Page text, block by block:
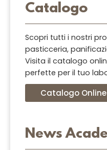
Catalogo
Scopri tutti i nostri
pasticceria,
Visita il catalogo
perfette per il tuo
Catalogo Online
News